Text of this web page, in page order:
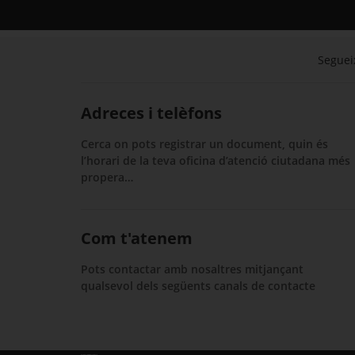
Adreces i telèfons
Cerca on pots registrar un document, quin és
l’horari de la teva oficina d’atenció ciutadana més
propera…
Com t'atenem
Pots contactar amb nosaltres mitjançant
qualsevol dels següents canals de contacte